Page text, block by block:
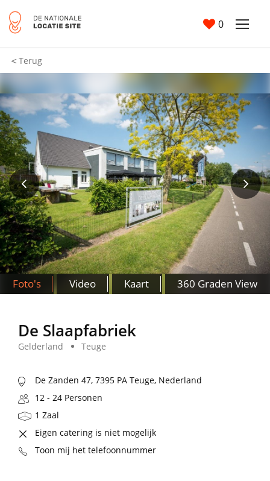
0
Terug
Foto's Video Kaart 360 Graden View
De Slaapfabriek
Gelderland Teuge
De Zanden 47, 7395 PA Teuge, Nederland
12 - 24 Personen
1 Zaal
Eigen catering is niet mogelijk
Toon mij het telefoonnummer